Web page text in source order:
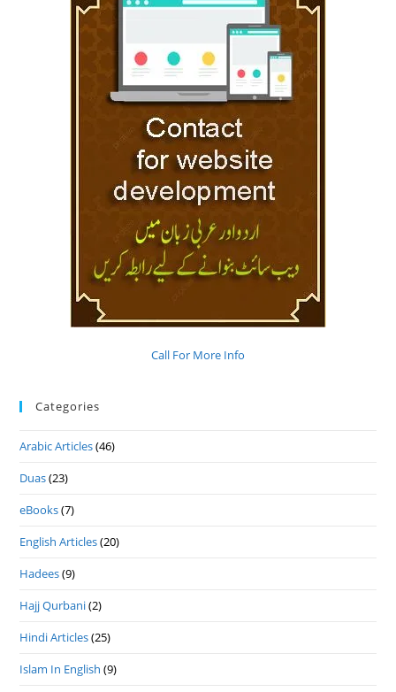
Call For More Info
Categories
Arabic Articles(46)
Duas(23)
eBooks(7)
English Articles(20)
Hadees(9)
Hajj Qurbani(2)
Hindi Articles(25)
Islam In English (9)